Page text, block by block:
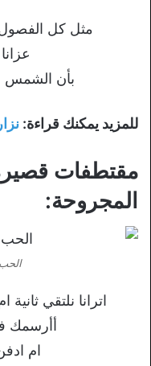
مثل كل الفصول
بأن الشمس
للمزيد يمكنك قراءة:
مقتطفات
المجروحة:
اترانا نلتقي
أأرسمك
ام